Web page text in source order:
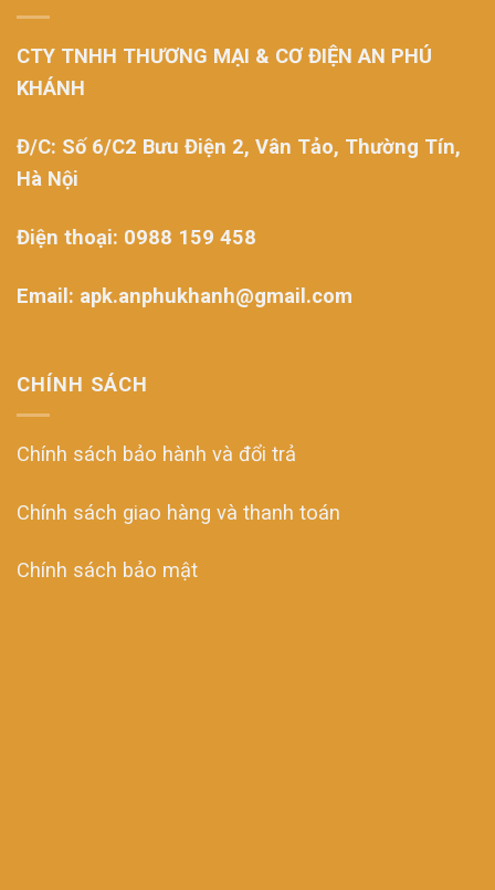
CTY TNHH THƯƠNG MẠI & CƠ ĐIỆN AN PHÚ
KHÁNH
Đ/C: Số 6/C2 Bưu Điện 2, Vân Tảo, Thường Tín,
Hà Nội
Điện thoại: 0988 159 458
Email: apk.anphukhanh@gmail.com
CHÍNH SÁCH
Chính sách bảo hành và đổi trả
Chính sách giao hàng và thanh toán
Chính sách bảo mật